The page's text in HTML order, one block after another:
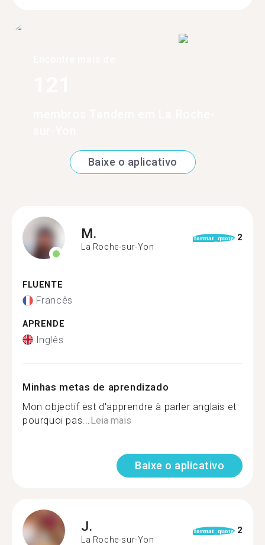
Baixe o aplicativo
M.
La Roche-sur-Yon
format_quote 2
FLUENTE
Francês
APRENDE
Inglês
Minhas metas de aprendizado
Mon objectif est d'apprendre à parler anglais et
pourquoi pas... Leia mais
Baixe o aplicativo
J.
La Roche-sur-Yon
format_quote 2